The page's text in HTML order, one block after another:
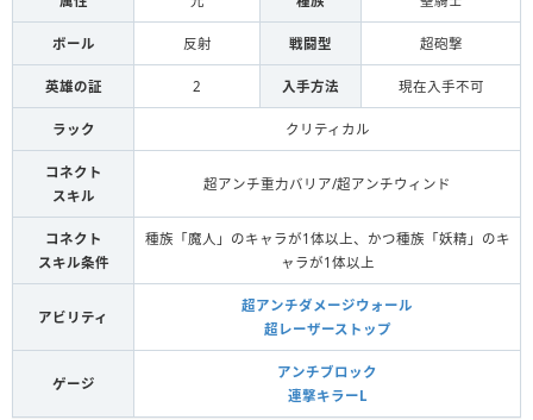
ボール 反射 戦闘型 超砲撃
英雄の証 2 入手方法 現在入手不可
ラック クリティカル
コネクト
スキル
超アンチ重力バリア/超アンチウィンド
コネクト
スキル条件
種族「魔人」のキャラが1体以上、かつ種族「妖精」のキ
ャラが1体以上
アビリティ
超アンチダメージウォール
超レーザーストップ
ゲージ
アンチブロック
連撃キラーL